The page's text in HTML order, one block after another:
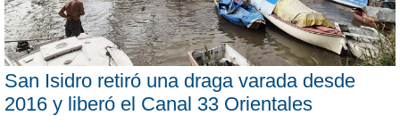
San Isidro retiró una draga varada desde
2016 y liberó el Canal 33 Orientales